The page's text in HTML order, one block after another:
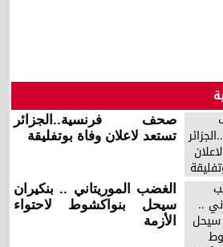
صحف فرنسية..الجزائر
تستعد لاعلان وفاة بوتفليقة
الغضب الموريتاني .. بنكيران
سيحل بنواكشوط لاحتواء
الأزمة